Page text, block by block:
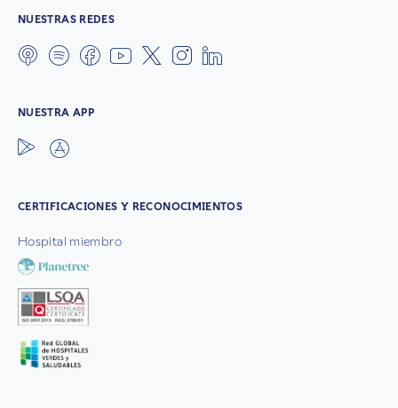
NUESTRAS REDES
NUESTRA APP
CERTIFICACIONES Y RECONOCIMIENTOS
Hospital miembro